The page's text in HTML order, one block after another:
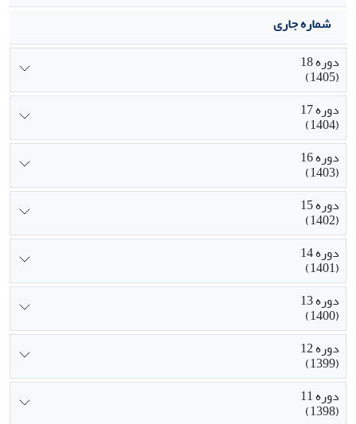
شماره جاری
دوره 18
(1405)
دوره 17
(1404)
دوره 16
(1403)
دوره 15
(1402)
دوره 14
(1401)
دوره 13
(1400)
دوره 12
(1399)
دوره 11
(1398)